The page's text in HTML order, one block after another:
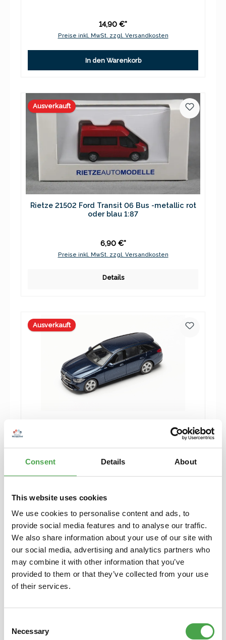
Consent Details About
This website uses cookies
We use cookies to personalise content and ads, to
provide social media features and to analyse our traffic.
We also share information about your use of our site with
our social media, advertising and analytics partners who
may combine it with other information that you’ve
provided to them or that they’ve collected from your use
of their services.
Selection
Necessary
14,90 €*
Preise inkl. MwSt. zzgl. Versandkosten
In den Warenkorb
Ausverkauft
Rietze 21502 Ford Transit 06 Bus -metallic rot
oder blau 1:87
6,90 €*
Preise inkl. MwSt. zzgl. Versandkosten
Details
Ausverkauft
6,90 €*
Details